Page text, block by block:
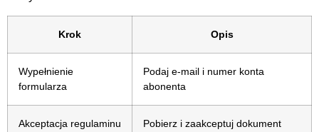
Krok Opis
Wypełnienie
formularza
Podaj e-mail i numer konta
abonenta
Akceptacja regulaminu Pobierz i zaakceptuj dokument